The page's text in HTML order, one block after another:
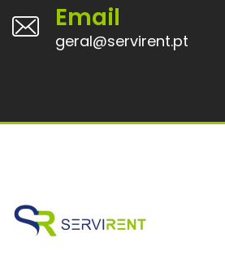
Email
geral@servirent.pt